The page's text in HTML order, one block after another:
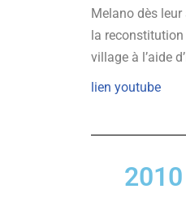
Melano dès
la reconstitution
village à l’aide
lien youtube